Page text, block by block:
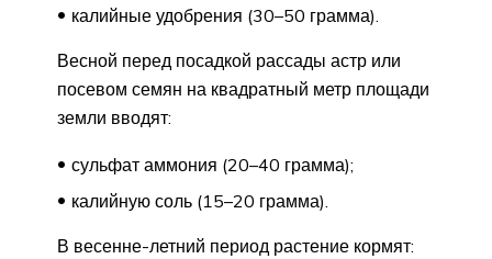
калийные удобрения (30–50 грамма).
Весной перед посадкой рассады астр или
посевом семян на квадратный метр площади
земли вводят:
сульфат аммония (20–40 грамма);
калийную соль (15–20 грамма).
В весенне-летний период растение кормят: